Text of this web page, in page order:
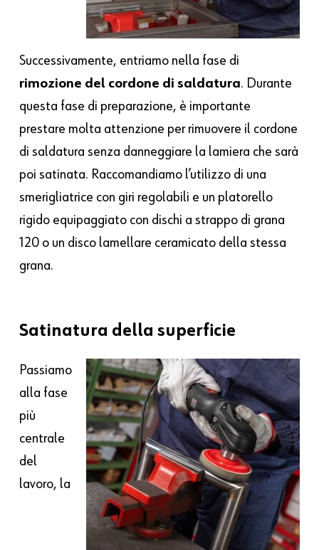
Successivamente, entriamo nella fase di
rimozione del cordone di saldatura. Durante
questa fase di preparazione, è importante
prestare molta attenzione per rimuovere il cordone
di saldatura senza danneggiare la lamiera che sarà
poi satinata. Raccomandiamo l’utilizzo di una
smerigliatrice con giri regolabili e un platorello
rigido equipaggiato con dischi a strappo di grana
120 o un disco lamellare ceramicato della stessa
grana.
Satinatura della superficie
Passiamo
alla fase
più
centrale
del
lavoro, la